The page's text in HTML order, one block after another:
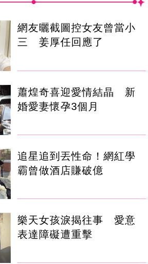
網友曬截圖控女友曾當小
三 姜厚任回應了
蕭煌奇喜迎愛情結晶 新
婚愛妻懷孕3個月
追星追到丟性命！網紅學
霸曾做酒店賺破億
樂天女孩淚揭往事 愛意
表達障礙遭重擊